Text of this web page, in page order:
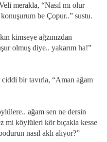
merakla, “Nasıl mı olur
be Çopur..” sustu.
kimseye ağzınızdan
olmuş diye.. yakarım ha!”
bir tavırla, “Aman ağam
ağam sen ne dersin
mi köylüleri kör bıçakla kesse
nasıl aklı alıyor?”